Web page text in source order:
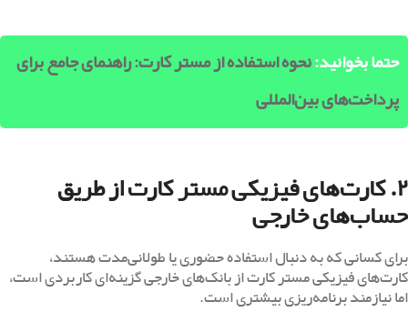
حتما بخوانید:نحوه استفاده از مستر کارت: راهنمای جامع برای
پرداخت‌های بین‌المللی
۲. کارت‌های فیزیکی مستر کارت از طریق
حساب‌های خارجی
برای کسانی که به دنبال استفاده حضوری یا طولانی‌مدت هستند،
کارت‌های فیزیکی مستر کارت از بانک‌های خارجی گزینه‌ای کاربردی است،
اما نیازمند برنامه‌ریزی بیشتری است.